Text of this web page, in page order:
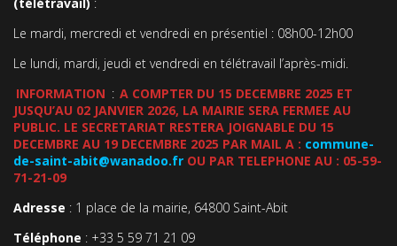
Le mardi, mercredi et vendredi en présentiel : 08h00-12h00
Le lundi, mardi, jeudi et vendredi en télétravail l’après-midi.
INFORMATION : A COMPTER DU 15 DECEMBRE 2025 ET
JUSQU’AU 02 JANVIER 2026, LA MAIRIE SERA FERMEE AU
PUBLIC. LE SECRETARIAT RESTERA JOIGNABLE DU 15
DECEMBRE AU 19 DECEMBRE 2025 PAR MAIL A : commune-
de-saint-abit@wanadoo.fr OU PAR TELEPHONE AU : 05-59-
71-21-09
Adresse : 1 place de la mairie, 64800 Saint-Abit
Téléphone : +33 5 59 71 21 09